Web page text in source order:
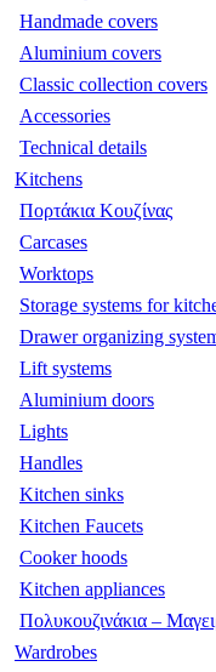
Handmade covers
Aluminium covers
Classic collection covers
Accessories
Technical details
Kitchens
Πορτάκια Κουζίνας
Carcases
Worktops
Storage systems for
Drawer organizing
Lift systems
Aluminium doors
Lights
Handles
Kitchen sinks
Kitchen Faucets
Cooker hoods
Kitchen appliances
Πολυκουζινάκια –
Wardrobes